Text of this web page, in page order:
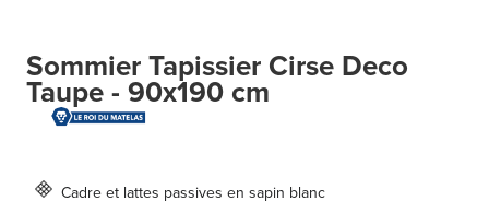
Sommier Tapissier Cirse Deco
Taupe - 90x190 cm
Cadre et lattes passives en sapin blanc